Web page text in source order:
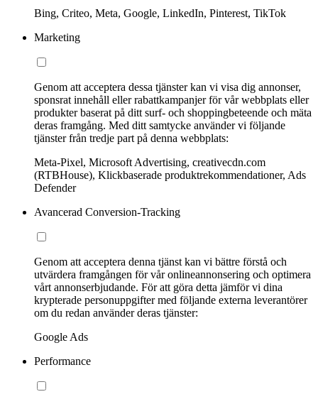
Bing, Criteo, Meta, Google, LinkedIn, Pinterest, TikTok
Marketing
Genom att acceptera dessa tjänster kan vi visa dig annonser,
sponsrat innehåll eller rabattkampanjer för vår webbplats eller
produkter baserat på ditt surf- och shoppingbeteende och mäta
deras framgång. Med ditt samtycke använder vi följande
tjänster från tredje part på denna webbplats:
Meta-Pixel, Microsoft Advertising, creativecdn.com
(RTBHouse), Klickbaserade produktrekommendationer, Ads
Defender
Avancerad Conversion-Tracking
Genom att acceptera denna tjänst kan vi bättre förstå och
utvärdera framgången för vår onlineannonsering och optimera
vårt annonserbjudande. För att göra detta jämför vi dina
krypterade personuppgifter med följande externa leverantörer
om du redan använder deras tjänster:
Google Ads
Performance